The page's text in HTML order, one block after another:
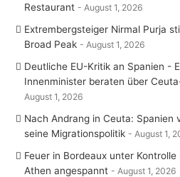
Restaurant
August 1, 2026
Extrembergsteiger Nirmal Purja
Broad Peak
August 1, 2026
Deutliche EU-Kritik an Spanien -
Innenminister beraten über
August 1, 2026
Nach Andrang in Ceuta: Spanien
seine Migrationspolitik
August 1,
Feuer in Bordeaux unter
Athen angespannt
August 1, 2026